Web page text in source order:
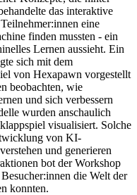
das interaktive
eine
finden mussten - ein
Lernen aussieht. Ein
sich mit dem
von Hexapawn vorgestellt
beobachten, wie
und sich verbessern
wurden anschaulich
visualisiert. Solche
von KI-
und generieren
bot der Workshop
die Welt der
konnten.